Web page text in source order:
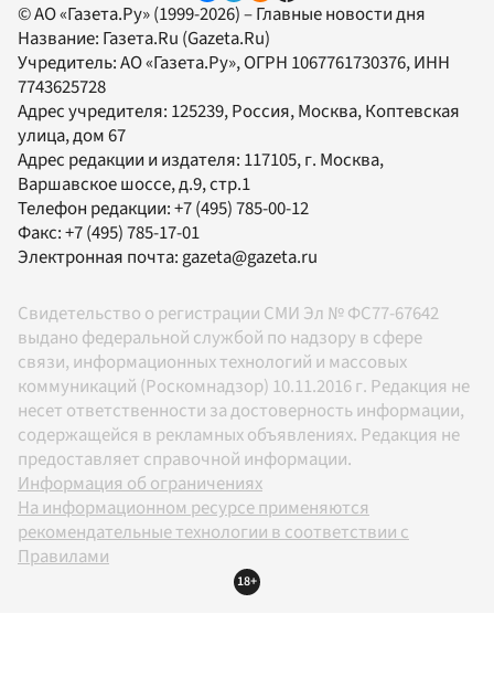
© АО «Газета.Ру» (1999-2026) – Главные новости дня
Название: Газета.Ru (Gazeta.Ru)
Учредитель:АО «Газета.Ру», ОГРН 1067761730376, ИНН
7743625728
Адрес учредителя: 125239, Россия, Москва, Коптевская
улица, дом 67
Адрес редакции и издателя: 117105, г. Москва,
Варшавское шоссе, д.9, стр.1
Телефон редакции:+7 (495) 785-00-12
Факс:+7 (495) 785-17-01
Электронная почта:gazeta@gazeta.ru
Свидетельство о регистрации СМИ Эл № ФС77-67642
выдано федеральной службой по надзору в сфере
связи, информационных технологий и массовых
коммуникаций (Роскомнадзор) 10.11.2016 г. Редакция не
несет ответственности за достоверность информации,
содержащейся в рекламных объявлениях. Редакция не
предоставляет справочной информации.
Информация об ограничениях
На информационном ресурсе применяются
рекомендательные технологии в соответствии с
Правилами
18+